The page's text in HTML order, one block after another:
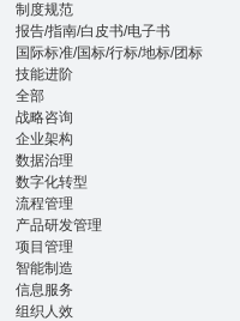
制度规范
报告/指南/白皮书/电子书
国际标准/国标/行标/地标/团标
技能进阶
全部
战略咨询
企业架构
数据治理
数字化转型
流程管理
产品研发管理
项目管理
智能制造
信息服务
组织人效